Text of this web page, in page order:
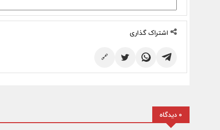
اشتراک گذاری
🔗
0 دیدگاه